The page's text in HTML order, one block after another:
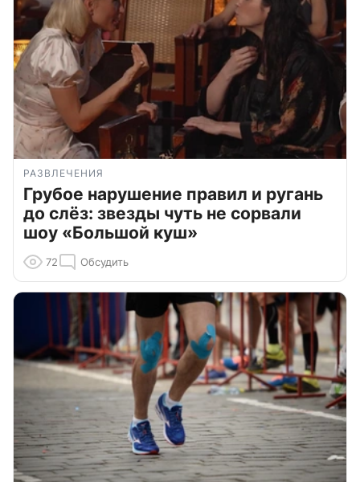
РАЗВЛЕЧЕНИЯ
Грубое нарушение правил и ругань
до слёз: звезды чуть не сорвали
шоу «Большой куш»
72 Обсудить